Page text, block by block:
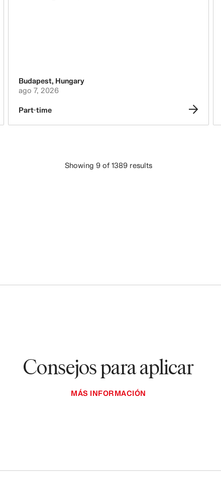
Budapest, Hungary
ago 7, 2026
Part-time
Showing 9 of 1389 results
Consejos para aplicar
MÁS INFORMACIÓN